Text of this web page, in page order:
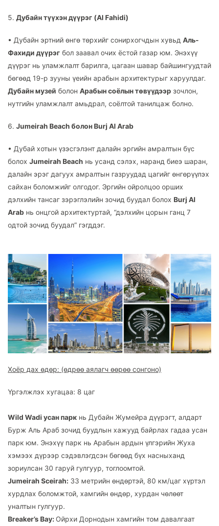
5. Дубайн түүхэн дүүрэг (Al Fahidi)
• Дубайн эртний өнгө төрхийг сонирхогчдын хувьд Аль-
Фахиди дүүрэг бол заавал очих ёстой газар юм. Энэхүү
дүүрэг нь уламжлалт барилга, цагаан шавар байшингуудтай
бөгөөд 19-р зууны үеийн арабын архитектурыг харуулдаг.
Дубайн музей болон Арабын соёлын төвүүдээр зочлон,
нутгийн уламжлалт амьдрал, соёлтой танилцаж болно.
6. Jumeirah Beach болон Burj Al Arab
• Дубай хотын үзэсгэлэнт далайн эргийн амралтын бүс
болох Jumeirah Beach нь усанд сэлэх, наранд биеэ шаран,
далайн эрэг дагуух амралтын газруудад цагийг өнгөрүүлэх
сайхан боломжийг олгодог. Эргийн ойролцоо орших
дэлхийн тансаг зэрэглэлийн зочид буудал болох Burj Al
Arab нь онцгой архитектуртай, “дэлхийн цорын ганц 7
одтой зочид буудал” гэгддэг.
Хоёр дах өдөр: (өдрөө аялагч өөрөө сонгоно)
Үргэлжлэх хугацаа: 8 цаг
Wild Wadi усан парк нь Дубайн Жумейра дүүрэгт, алдарт
Бурж Аль Араб зочид буудлын хажууд байрлах гадаа усан
парк юм. Энэхүү парк нь Арабын ардын үлгэрийн Жуха
хэмээх дүрээр сэдэвлэгдсэн бөгөөд бүх насныханд
зориулсан 30 гаруй гулгуур, тоглоомтой.
Jumeirah Sceirah: 33 метрийн өндөртэй, 80 км/цаг хүртэл
хурдлах боломжтой, хамгийн өндөр, хурдан чөлөөт
уналтын гулгуур.
Breaker’s Bay: Ойрхи Дорнодын хамгийн том давалгаат